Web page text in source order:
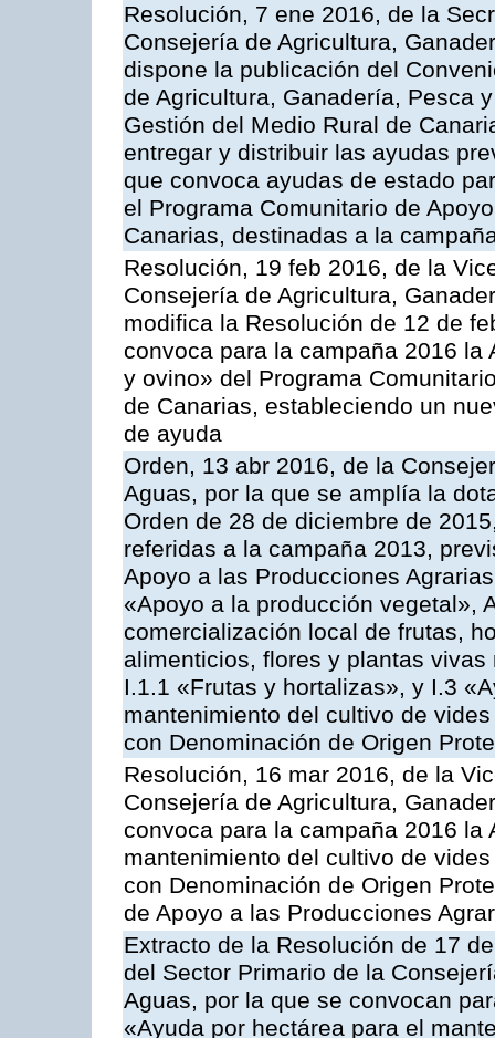
Resolución, 7 ene 2016, de la
Consejería de Agricultura,
dispone la publicación del
de Agricultura, Ganadería, Pesca
Gestión del Medio Rural de
entregar y distribuir las ayudas
que convoca ayudas de estado
el Programa Comunitario de
Canarias, destinadas a la
Resolución, 19 feb 2016, de la
Consejería de Agricultura,
modifica la Resolución de 12 de
convoca para la campaña 2016
y ovino» del Programa
de Canarias, estableciendo un
de ayuda
Orden, 13 abr 2016, de la
Aguas, por la que se amplía la
Orden de 28 de diciembre de
referidas a la campaña 2013,
Apoyo a las Producciones
«Apoyo a la producción vegetal»,
comercialización local de frutas,
alimenticios, flores y plantas
I.1.1 «Frutas y hortalizas», y I.3
mantenimiento del cultivo de
con Denominación de Origen
Resolución, 16 mar 2016, de la
Consejería de Agricultura,
convoca para la campaña 2016 la
mantenimiento del cultivo de
con Denominación de Origen
de Apoyo a las Producciones
Extracto de la Resolución de 17
del Sector Primario de la
Aguas, por la que se convocan
«Ayuda por hectárea para el